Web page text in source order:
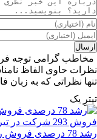
مخاطب گرامی توجه
نظرات حاوی الفاظ
تنها نظراتی که به
تیترِ یک
رشد 78 درصدی